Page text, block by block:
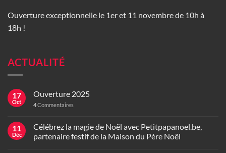
Ouverture exceptionnelle le 1er et 11 novembre de 10h à
18h !
ACTUALITÉ
17
Oct
Ouverture 2025
4Commentaires
11
Déc
Célébrez la magie de Noël avec Petitpapanoel.be,
partenaire festif de la Maison du Père Noël